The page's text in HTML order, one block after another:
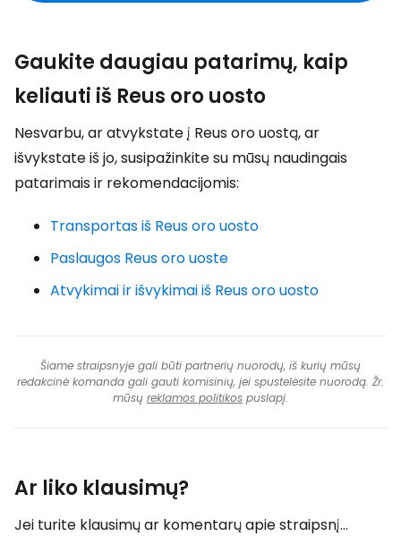
Gaukite daugiau patarimų, kaip
keliauti iš Reus oro uosto
Nesvarbu, ar atvykstate į Reus oro uostą, ar
išvykstate iš jo, susipažinkite su mūsų naudingais
patarimais ir rekomendacijomis:
Transportas iš Reus oro uosto
Paslaugos Reus oro uoste
Atvykimai ir išvykimai iš Reus oro uosto
Šiame straipsnyje gali būti partnerių nuorodų, iš kurių mūsų
redakcinė komanda gali gauti komisinių, jei spustelėsite nuorodą. Žr.
mūsų reklamos politikos puslapį.
Ar liko klausimų?
Jei turite klausimų ar komentarų apie straipsnį...